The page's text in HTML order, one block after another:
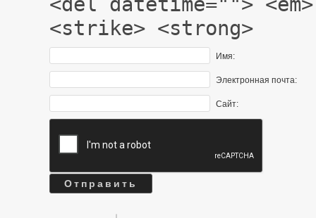
<strike> <strong>
Имя:
Электронная почта:
Сайт: